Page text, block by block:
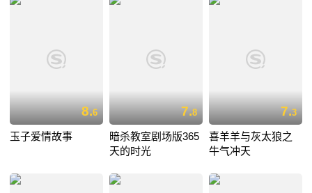
8.6
玉子爱情故事
7.8
暗杀教室剧场版365
天的时光
7.3
喜羊羊与灰太狼之
牛气冲天